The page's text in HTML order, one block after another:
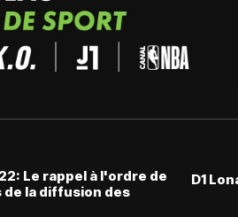
Le rappel à l'ordre de
de la diffusion des
D1